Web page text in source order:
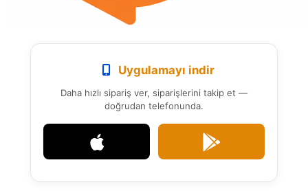
Uygulamayı indir
Daha hızlı sipariş ver, siparişlerini takip et —
doğrudan telefonunda.